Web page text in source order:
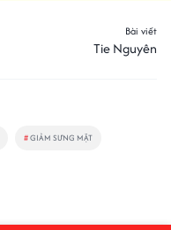
Bài viết
Tie Nguyên
#GIẢM SƯNG MẶT